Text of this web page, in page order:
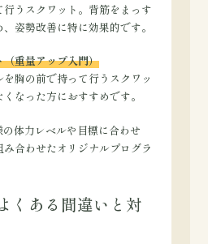
うスクワット。背筋をまっす
姿勢改善に特に効果的です。
重量アップ入門）
胸の前で持って行うスクワッ
なった方におすすめです。
体力レベルや目標に合わせ
合わせたオリジナルプログラ
くある間違いと対